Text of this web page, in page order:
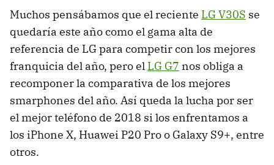
Muchos pensábamos que el reciente LG V30S se
quedaría este año como el gama alta de
referencia de LG para competir con los mejores
franquicia del año, pero el LG G7 nos obliga a
recomponer la comparativa de los mejores
smarphones del año. Así queda la lucha por ser
el mejor teléfono de 2018 si los enfrentamos a
los iPhone X, Huawei P20 Pro o Galaxy S9+, entre
otros.